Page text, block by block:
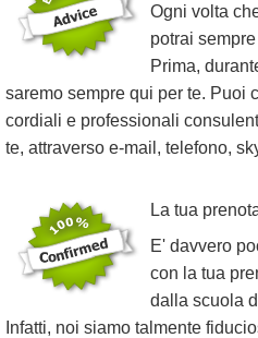
Ogni volta
potrai
Prima,
saremo sempre qui per te. Puoi
cordiali e professionali
te, attraverso e-mail, telefono,
La tua
E' davvero
con la tua
dalla scuola
Infatti, noi siamo talmente